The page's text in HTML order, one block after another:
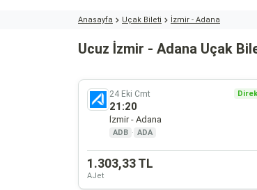
Anasayfa Uçak Bileti İzmir - Adana
Ucuz İzmir - Adana Uçak
24 Eki Cmt
21:20
İzmir - Adana
ADB · ADA
1.303,33 TL
AJet